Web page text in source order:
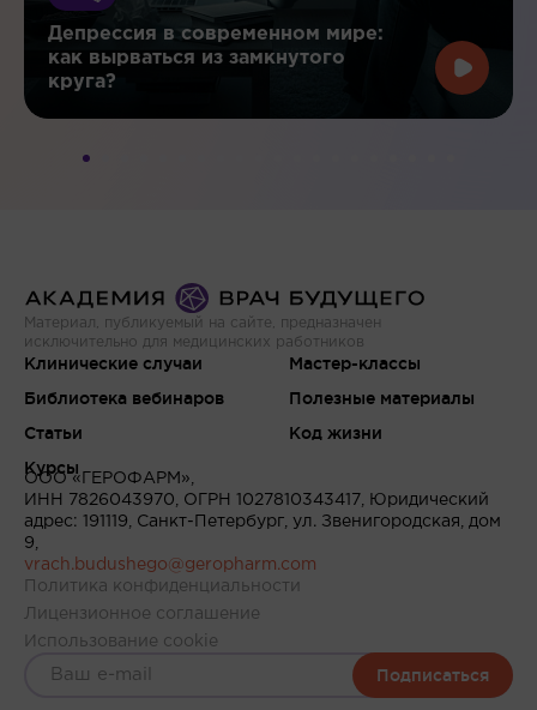
Депрессия в современном мире:
как вырваться из замкнутого
круга?
Материал, публикуемый на сайте, предназначен
исключительно для медицинских работников
Клинические случаи
Библиотека вебинаров
Статьи
Курсы
Мастер-классы
Полезные материалы
Код жизни
ООО «ГЕРОФАРМ»,
ИНН 7826043970, ОГРН 1027810343417, Юридический
адрес: 191119, Санкт-Петербург, ул. Звенигородская, дом
9,
vrach.budushego@geropharm.com
Политика конфиденциальности
Лицензионное соглашение
Использование cookie
Подписаться